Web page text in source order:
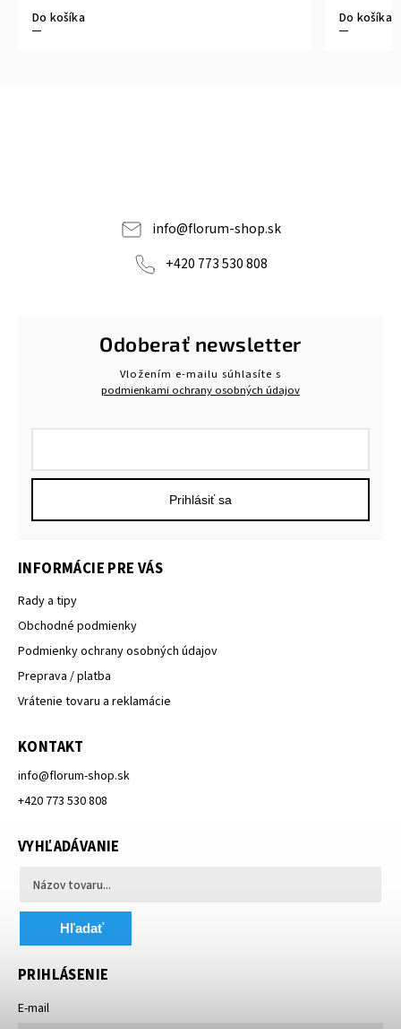
Do košíka Do košíka
info@florum-shop.sk
+420 773 530 808
Odoberať newsletter
Vložením e-mailu súhlasíte s
podmienkami ochrany osobných údajov
Prihlásiť sa
INFORMÁCIE PRE VÁS
Rady a tipy
Obchodné podmienky
Podmienky ochrany osobných údajov
Preprava / platba
Vrátenie tovaru a reklamácie
KONTAKT
info@florum-shop.sk
+420 773 530 808
VYHĽADÁVANIE
Hľadať
PRIHLÁSENIE
E-mail